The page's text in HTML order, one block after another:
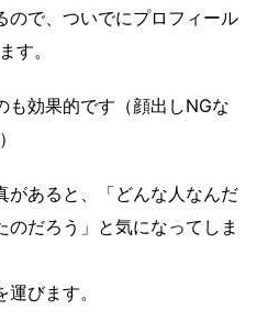
ので、ついでにプロフィール
す。
も効果的です（顔出しNGな
があると、「どんな人なんだ
だろう」と気になってしま
びます。